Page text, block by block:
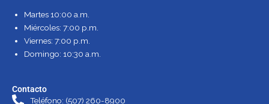
g
r
a
m
o
o
k
-
b
e
Martes 10:00 a.m.
Miércoles: 7:00 p.m.
Viernes: 7:00 p.m.
Domingo: 10:30 a.m.
Contacto
Teléfono: (507) 260-8900